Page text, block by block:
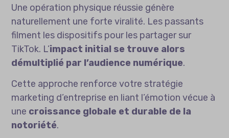
Une opération physique réussie génère
naturellement une forte viralité. Les passants
filment les dispositifs pour les partager sur
TikTok. L’impact initial se trouve alors
démultiplié par l’audience numérique.
Cette approche renforce votre stratégie
marketing d’entreprise en liant l’émotion vécue à
une croissance globale et durable de la
notoriété.